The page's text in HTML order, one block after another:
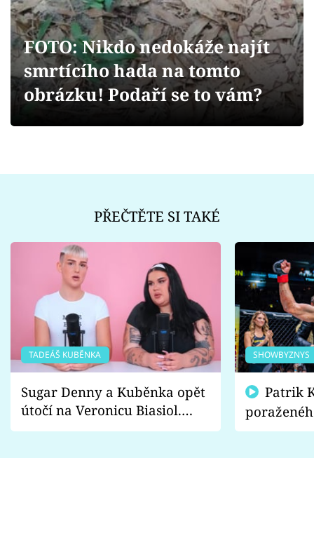
Videa
Sledujte prima+
FOTO: Nikdo nedokáže najít
smrtícího hada na tomto
obrázku! Podaří se to vám?
PŘEČTĚTE SI TAKÉ
TADEÁŠ KUBĚNKA
Sugar Denny a Kuběnka opět
útočí na Veronicu Biasiol.
Proč je podle nich falešná a
SHOWBYZNYS
fanoušci